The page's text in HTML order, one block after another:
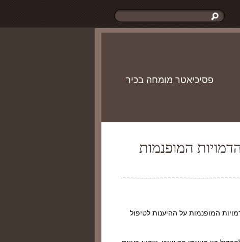
פסיכיאטר מומחה בכיר
הדמויות המופנמות
המופנמות על ההיענות לטיפול